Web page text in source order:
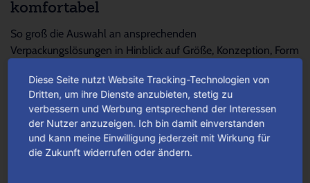
komfortabel
So groß die Auswahl an ansprechenden
Verpackungslösungen in Hinblick auf Größe, Konzeption, Form
Für jeden Anlass Verpackungen
wunschgemäß konfigurieren
Je nach Verpackungstyp kannst du ganz einfach deine
Diese Seite nutzt Website Tracking-Technologien von
Dritten, um ihre Dienste anzubieten, stetig zu
verbessern und Werbung entsprechend der Interessen
der Nutzer anzuzeigen. Ich bin damit einverstanden
und kann meine Einwilligung jederzeit mit Wirkung für
die Zukunft widerrufen oder ändern.